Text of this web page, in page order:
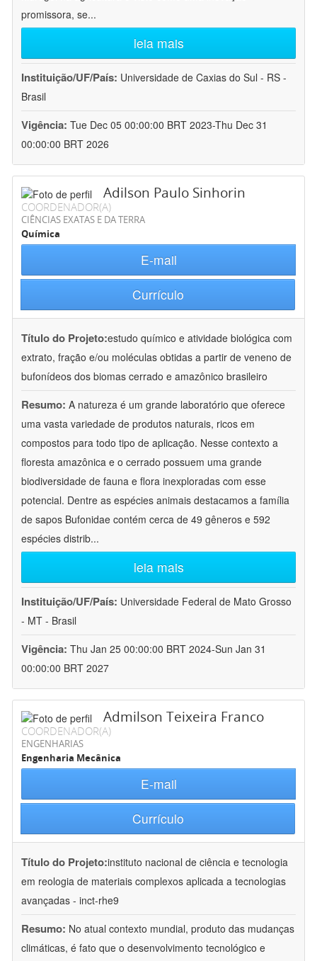
promissora, se...
leia mais
Instituição/UF/País: Universidade de Caxias do Sul - RS -
Brasil
Vigência: Tue Dec 05 00:00:00 BRT 2023-Thu Dec 31
00:00:00 BRT 2026
Adilson Paulo Sinhorin
COORDENADOR(A)
CIÊNCIAS EXATAS E DA TERRA
Química
E-mail
Currículo
Título do Projeto:estudo químico e atividade biológica com
extrato, fração e/ou moléculas obtidas a partir de veneno de
bufonídeos dos biomas cerrado e amazônico brasileiro
Resumo: A natureza é um grande laboratório que oferece
uma vasta variedade de produtos naturais, ricos em
compostos para todo tipo de aplicação. Nesse contexto a
floresta amazônica e o cerrado possuem uma grande
biodiversidade de fauna e flora inexploradas com esse
potencial. Dentre as espécies animais destacamos a família
de sapos Bufonidae contém cerca de 49 gêneros e 592
espécies distrib...
leia mais
Instituição/UF/País: Universidade Federal de Mato Grosso
- MT - Brasil
Vigência: Thu Jan 25 00:00:00 BRT 2024-Sun Jan 31
00:00:00 BRT 2027
Admilson Teixeira Franco
COORDENADOR(A)
ENGENHARIAS
Engenharia Mecânica
E-mail
Currículo
Título do Projeto:instituto nacional de ciência e tecnologia
em reologia de materiais complexos aplicada a tecnologias
avançadas - inct-rhe9
Resumo: No atual contexto mundial, produto das mudanças
climáticas, é fato que o desenvolvimento tecnológico e